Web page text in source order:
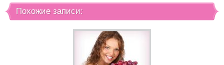
Похожие записи: